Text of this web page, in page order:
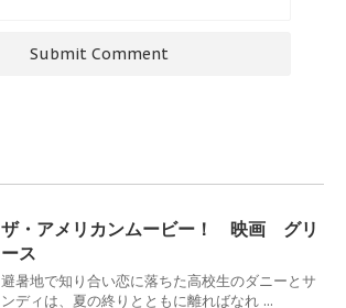
ザ・アメリカンムービー！ 映画 グリ
ース
避暑地で知り合い恋に落ちた高校生のダニーとサ
ンディは、夏の終りとともに離ればなれ ...